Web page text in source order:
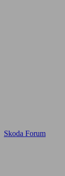
Skoda Forum